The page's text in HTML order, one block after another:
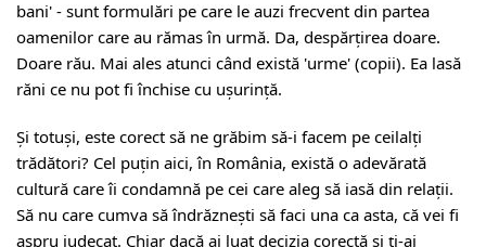
bani' - sunt formulări pe care le auzi frecvent din partea
oamenilor care au rămas în urmă. Da, despărțirea doare.
Doare rău. Mai ales atunci când există 'urme' (copii). Ea lasă
răni ce nu pot fi închise cu ușurință.
Și totuși, este corect să ne grăbim să-i facem pe ceilalți
trădători? Cel puțin aici, în România, există o adevărată
cultură care îi condamnă pe cei care aleg să iasă din relații.
Să nu care cumva să îndrăznești să faci una ca asta, că vei fi
aspru judecat. Chiar dacă ai luat decizia corectă și ți-ai